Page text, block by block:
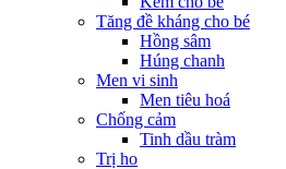
Tăng đề kháng cho bé
Hồng sâm
Húng chanh
Men vi sinh
Men tiêu hoá
Chống cảm
Tinh dầu tràm
Trị ho